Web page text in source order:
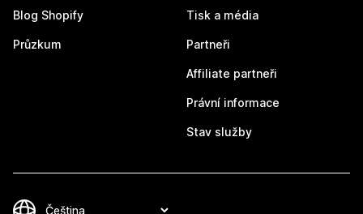
Blog Shopify
Průzkum
Tisk a média
Partneři
Affiliate partneři
Právní informace
Stav služby